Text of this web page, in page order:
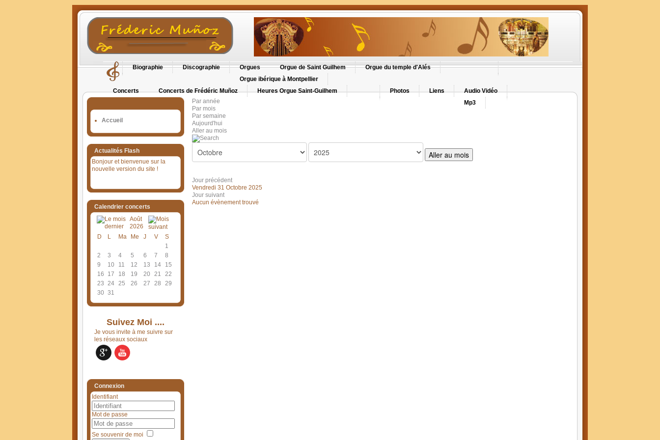
Biographie Discographie Orgues Orgue de Saint Guilhem
Orgue du temple d'Alés
Orgue ibérique à Montpellier
Concerts
Concerts de Frédéric Muñoz
Heures Orgue Saint-Guilhem
Photos Liens
Audio Vidéo
Mp3
Accueil
Actualités Flash
Bonjour et bienvenue sur la
nouvelle version du site !
Calendrier concerts
Août
2026
D
L Ma Me J V
S
1
2
3 4 5 6 7
8
9
10 11 12 13 14
15
16
17 18 19 20 21
22
23 24 25 26 27 28
29
30 31
Suivez Moi ....
Je vous invite à me suivre sur
les réseaux sociaux
Connexion
Identifiant
Mot de passe
Se souvenir de moi
Par année
Par mois
Par semaine
Aujourd'hui
Aller au mois
Aller au mois
Jour précédent
Vendredi 31 Octobre 2025
Jour suivant
Aucun évènement trouvé